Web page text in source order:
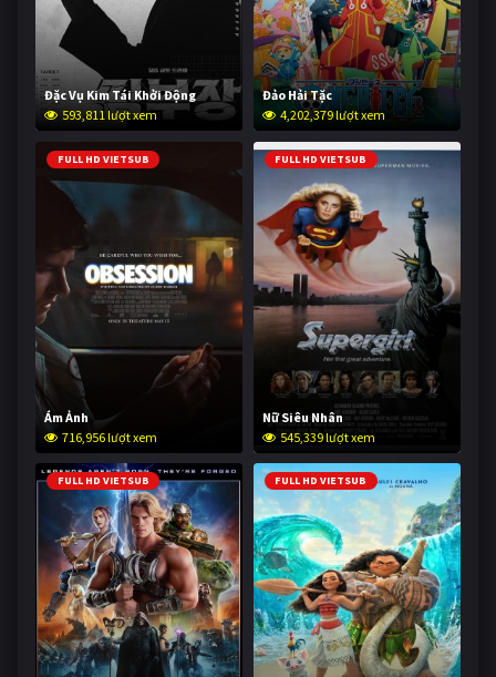
Đặc Vụ Kim Tái Khởi Động
593,811 lượt xem
Đảo Hải Tặc
4,202,379 lượt xem
FULL HD VIETSUB
Ám Ảnh
716,956 lượt xem
FULL HD VIETSUB
Nữ Siêu Nhân
545,339 lượt xem
FULL HD VIETSUB FULL HD VIETSUB